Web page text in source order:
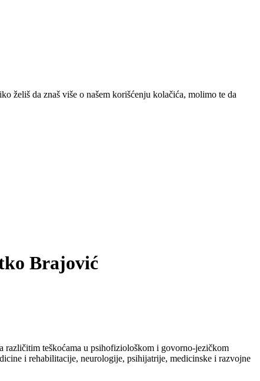
želiš da znaš više o našem korišćenju kolačića, molimo te da
Brajović
različitim teškoćama u psihofiziološkom i govorno-jezičkom
i rehabilitacije, neurologije, psihijatrije, medicinske i razvojne